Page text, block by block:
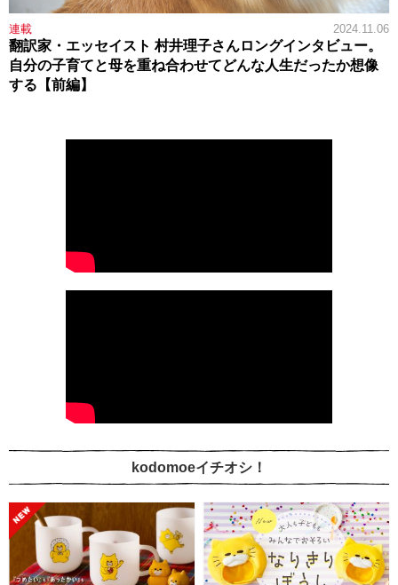
連載 2024.11.06
翻訳家・エッセイスト 村井理子さんロングインタビュー。
自分の子育てと母を重ね合わせてどんな人生だったか想像
する【前編】
kodomoeイチオシ！